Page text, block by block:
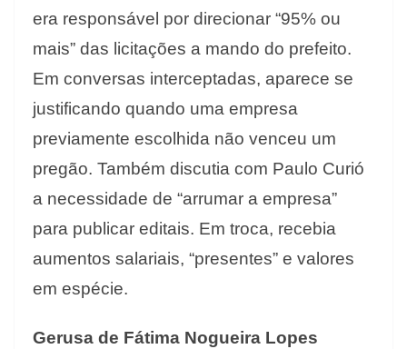
era responsável por direcionar “95% ou
mais” das licitações a mando do prefeito.
Em conversas interceptadas, aparece se
justificando quando uma empresa
previamente escolhida não venceu um
pregão. Também discutia com Paulo Curió
a necessidade de “arrumar a empresa”
para publicar editais. Em troca, recebia
aumentos salariais, “presentes” e valores
em espécie.
Gerusa de Fátima Nogueira Lopes